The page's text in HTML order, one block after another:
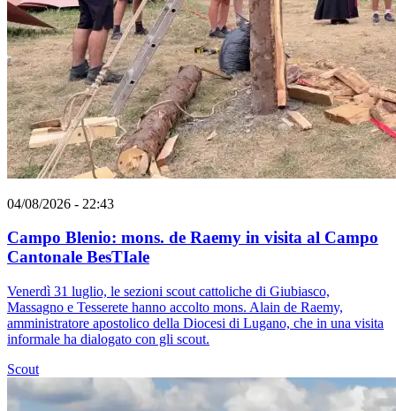
04/08/2026 - 22:43
Campo Blenio: mons. de Raemy in visita al Campo
Cantonale BesTIale
Venerdì 31 luglio, le sezioni scout cattoliche di Giubiasco,
Massagno e Tesserete hanno accolto mons. Alain de Raemy,
amministratore apostolico della Diocesi di Lugano, che in una visita
informale ha dialogato con gli scout.
Scout